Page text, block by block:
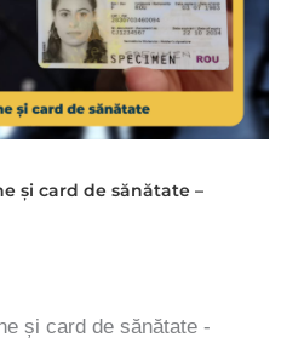
și card de sănătate –
și card de sănătate -